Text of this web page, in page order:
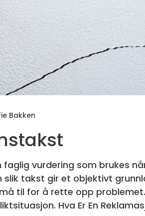
Bakken
faglig vurdering som brukes
slik takst gir et objektivt
til for å rette opp
Og Når Bør Den Brukes